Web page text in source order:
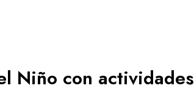
Niño con actividades